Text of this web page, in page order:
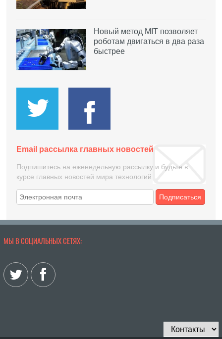
Новый метод MIT позволяет
роботам двигаться в два раза
быстрее
Email рассылка главных новостей
Подпишитесь на еженедельную рассылку и будьте в
курсе главных новостей мира технологий
Подписаться
МЫ В СОЦИАЛЬНЫХ СЕТЯХ: